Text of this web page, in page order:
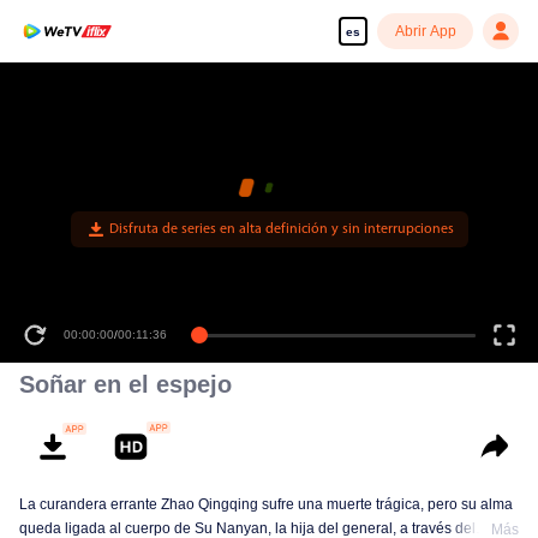
es Abrir App
Disfruta de series en alta definición y sin interrupciones
00:00:00/00:11:36
Soñar en el espejo
La curandera errante Zhao Qingqing sufre una muerte trágica, pero su alma
queda ligada al cuerpo de Su Nanyan, la hija del general, a través del
Más